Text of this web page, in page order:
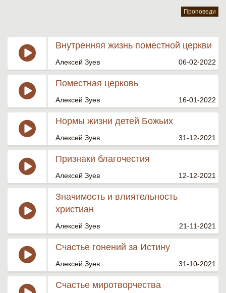
Проповеди
Внутренняя жизнь поместной церкви
Алексей Зуев 06-02-2022
Поместная церковь
Алексей Зуев 16-01-2022
Нормы жизни детей Божьих
Алексей Зуев 31-12-2021
Признаки благочестия
Алексей Зуев 12-12-2021
Значимость и влиятельность
христиан
Алексей Зуев 21-11-2021
Счастье гонений за Истину
Алексей Зуев 31-10-2021
Счастье миротворчества